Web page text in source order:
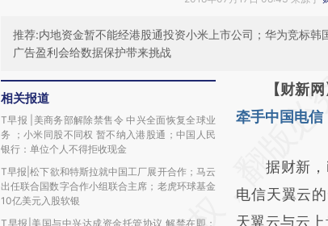
推荐:内地资金暂不能经港股通投资小米上市公司；华为竞标
广告盈利会给数据保护带来挑战
相关报道
T早报 |美商务部解除禁售令 中兴全面恢复全球业
务 ；小米同股不同权 暂不纳入港股通；中国人民
银行：单位个人不得拒收现金
T早报|松下欲和特斯拉就中国工厂展开合作；马云
出任联合国数字合作小组联合主席；老虎环球基金
10亿美元入股软银
T早报|美国与中兴达成资金托管协议 解禁在即；
请务必在总
AI基
(https://
成，可能与
【财新
牵手中国电信
据财新，
电信天翼云
天翼云与云